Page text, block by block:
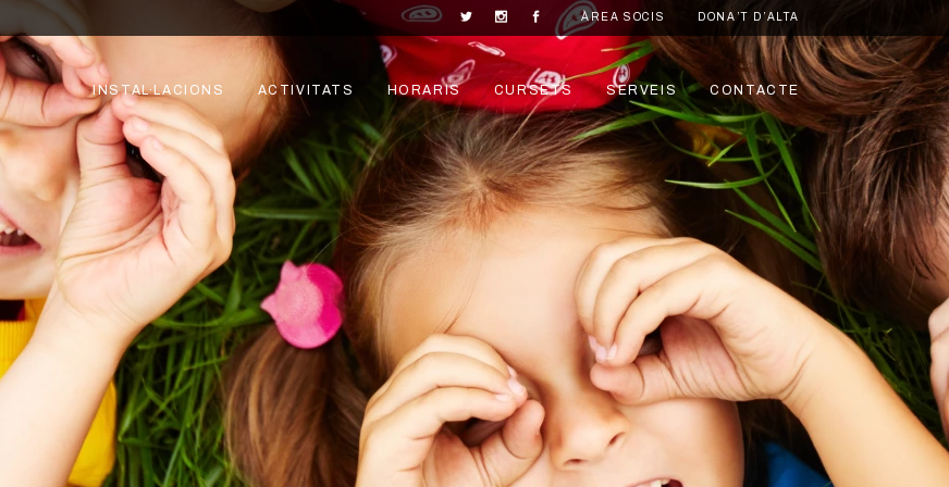
ÀREA SOCIS DONA’T D’ALTA
INSTAL·LACIONS ACTIVITATS HORARIS CURSETS SERVEIS CONTACTE